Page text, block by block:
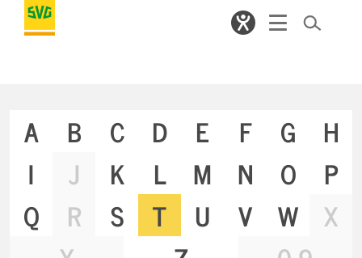
A B C D E F G
H
I
J K L M N O
P
Q
R S T U V W
X